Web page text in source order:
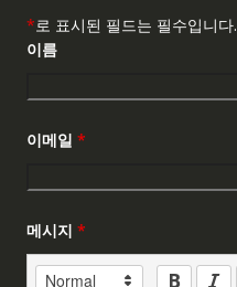
*로 표시된 필드는 필수입니다.
이름
이메일 *
메시지 *